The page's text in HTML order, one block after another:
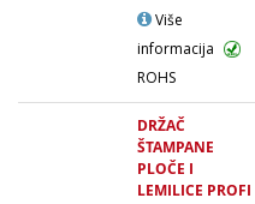
Više
informacija
ROHS
DRŽAČ
ŠTAMPANE
PLOČE I
LEMILICE PROFI